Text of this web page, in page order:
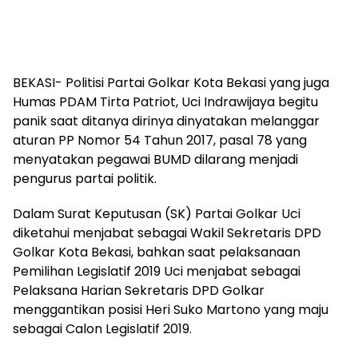
BEKASI- Politisi Partai Golkar Kota Bekasi yang juga
Humas PDAM Tirta Patriot, Uci Indrawijaya begitu
panik saat ditanya dirinya dinyatakan melanggar
aturan PP Nomor 54 Tahun 2017, pasal 78 yang
menyatakan pegawai BUMD dilarang menjadi
pengurus partai politik.
Dalam Surat Keputusan (SK) Partai Golkar Uci
diketahui menjabat sebagai Wakil Sekretaris DPD
Golkar Kota Bekasi, bahkan saat pelaksanaan
Pemilihan Legislatif 2019 Uci menjabat sebagai
Pelaksana Harian Sekretaris DPD Golkar
menggantikan posisi Heri Suko Martono yang maju
sebagai Calon Legislatif 2019.